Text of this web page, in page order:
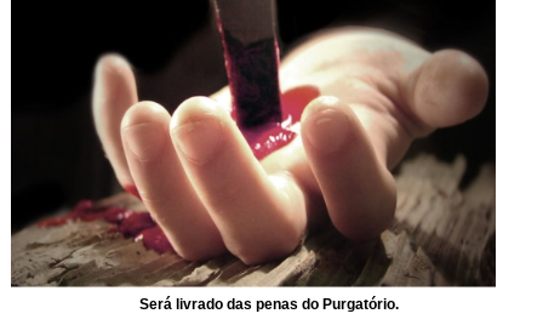
Será livrado das penas do Purgatório.